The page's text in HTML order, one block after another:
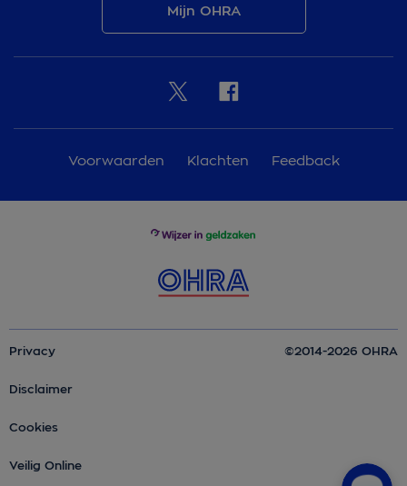
Mijn OHRA
Voorwaarden Klachten Feedback
Privacy
Disclaimer
Cookies
Veilig Online
©2014-2026 OHRA